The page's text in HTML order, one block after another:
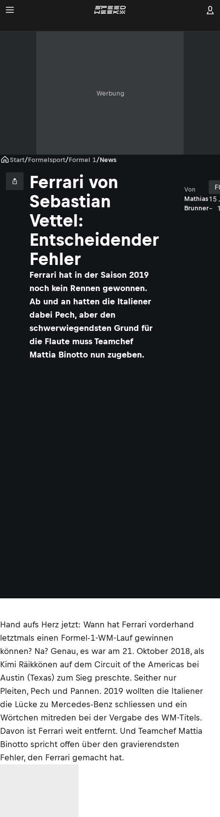
Werbung
Start/Formelsport/Formel 1/News
Ferrari von
Sebastian
Vettel:
Entscheidender
Fehler
​Ferrari hat in der Saison 2019
noch kein Rennen gewonnen.
Ab und an hatten die Italiener
dabei Pech, aber den
schwerwiegendsten Grund für
die Flaute muss Teamchef
Mattia Binotto nun zugeben.
Mathias
Brunner
Von
-
Hand aufs Herz jetzt: Wann hat Ferrari vorderhand
letztmals einen Formel-1-WM-Lauf gewinnen
können? Na? Genau, es war am 21. Oktober 2018, als
Kimi Räikkönen auf dem Circuit of the Americas bei
Austin (Texas) zum Sieg preschte. Seither nur
Pleiten, Pech und Pannen. 2019 wollten die Italiener
die Lücke zu Mercedes-Benz schliessen und ein
Wörtchen mitreden bei der Vergabe des WM-Titels.
Davon ist Ferrari weit entfernt. Und Teamchef Mattia
Binotto spricht offen über den gravierendsten
Fehler, den Ferrari gemacht hat.